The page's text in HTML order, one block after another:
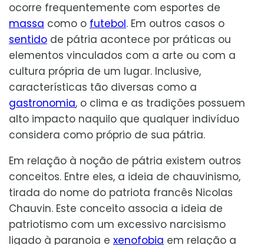
ocorre frequentemente com esportes de
massa como o futebol. Em outros casos o
sentido de pátria acontece por práticas ou
elementos vinculados com a arte ou com a
cultura própria de um lugar. Inclusive,
características tão diversas como a
gastronomia, o clima e as tradições possuem
alto impacto naquilo que qualquer indivíduo
considera como próprio de sua pátria.
Em relação à noção de pátria existem outros
conceitos. Entre eles, a ideia de chauvinismo,
tirada do nome do patriota francês Nicolas
Chauvin. Este conceito associa a ideia de
patriotismo com um excessivo narcisismo
ligado à paranoia e xenofobia em relação a